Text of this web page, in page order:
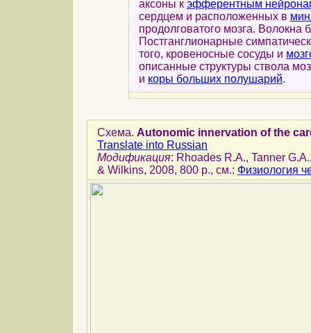
аксоны к эфферентным
сердцем и расположенных в
продолговатого мозга.
Постганглионарные
того, кровеносные сосуды и
описанные структуры ствола
и коры больших полушарий.
Схема. Autonomic innervation of the
Translate into Russian
Модификация: Rhoades R.A., Tanner
& Wilkins, 2008, 800 p., см.: Физиология